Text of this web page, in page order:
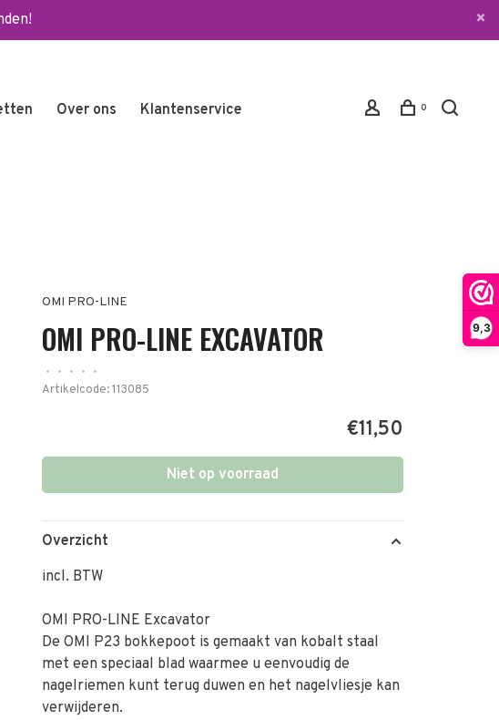
9,3
Over ons Klantenservice 0
OMI PRO-LINE
OMI PRO-LINE EXCAVATOR
• • • •
•
Artikelcode:113085
€11,50
Niet op voorraad
Overzicht
incl. BTW
OMI PRO-LINE Excavator
De OMI P23 bokkepoot is gemaakt van kobalt staal
met een speciaal blad waarmee u eenvoudig de
nagelriemen kunt terug duwen en het nagelvliesje kan
verwijderen.